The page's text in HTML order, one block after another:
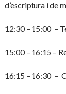
d’escriptura i de
12:30 – 15:00 –
15:00 – 16:15 –
16:15 – 16:30 –